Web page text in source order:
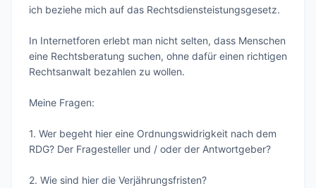
ich beziehe mich auf das Rechtsdiensteistungsgesetz.
In Internetforen erlebt man nicht selten, dass Menschen
eine Rechtsberatung suchen, ohne dafür einen richtigen
Rechtsanwalt bezahlen zu wollen.
Meine Fragen:
1. Wer begeht hier eine Ordnungswidrigkeit nach dem
RDG? Der Fragesteller und / oder der Antwortgeber?
2. Wie sind hier die Verjährungsfristen?